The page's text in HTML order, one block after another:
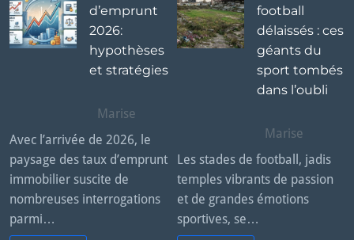
d’emprunt
2026:
hypothèses
et stratégies
Marise
Avec l’arrivée de 2026, le
paysage des taux d’emprunt
immobilier suscite de
nombreuses interrogations
parmi…
football
délaissés : ces
géants du
sport tombés
dans l’oubli
Marise
Les stades de football, jadis
temples vibrants de passion
et de grandes émotions
sportives, se…